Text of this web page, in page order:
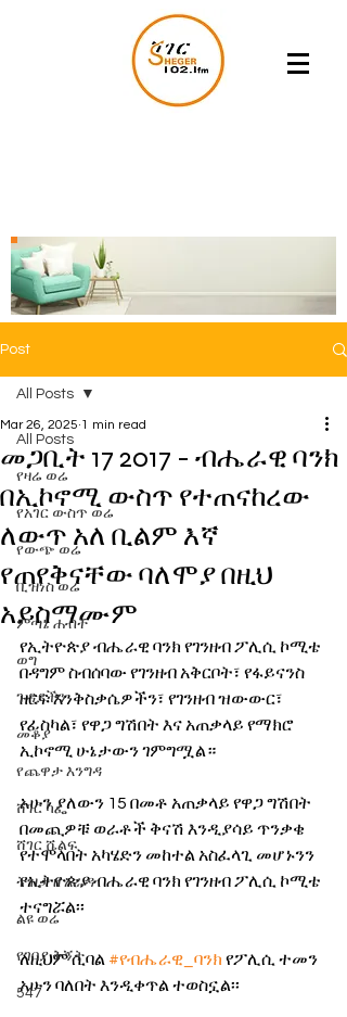
Post
All Posts
የዛሬ ወሬ
የአገር ውስጥ ወሬ
የውጭ ወሬ
ቢዝነስ ወሬ
ምጣኔ ሐብት
ወግ
ጉዳያችን
መቆያ
የጨዋታ እንግዳ
ሸገር ካፌ
ሸገር ሼልፍ
ትዝታ ዘ አራዳ
ልዩ ወሬ
የገበያ ቅኝት
547
All Posts
መጋቢት 17 2017 - ብሔራዊ ባንክ
በኢኮኖሚ ውስጥ የተጠናከረው
ለውጥ አለ ቢልም እኛ
የጠየቅናቸው ባለሞያ በዚህ
አይስማሙም
Mar 26, 2025 1 min read
የኢትዮጵያ ብሔራዊ ባንክ የገንዘብ ፖሊሲ ኮሚቴ
በዳግም ስብሰባው የገንዘብ አቅርቦት፣ የፋይናንስ
ዘርፍ እንቅስቃሴዎችን፣ የገንዘብ ዝውውር፣
የፊስካል፣ የዋጋ ግሽበት እና አጠቃላይ የማክሮ
ኢኮኖሚ ሁኔታውን ገምግሟል።
አሁን ያለውን 15 በመቶ አጠቃላይ የዋጋ ግሽበት
በመጪዎቹ ወራቶች ቅናሽ እንዲያሳይ ጥንቃቄ
የተሞላበት አካሄድን መከተል አስፈላጊ መሆኑንን
የኢትዮጵያ ብሔራዊ ባንክ የገንዘብ ፖሊሲ ኮሚቴ
ተናግሯል፡፡
ለዚህም ሲባል #የብሔራዊ_ባንክ የፖሊሲ ተመን
አሁን ባለበት እንዲቀጥል ተወስኗል፡፡